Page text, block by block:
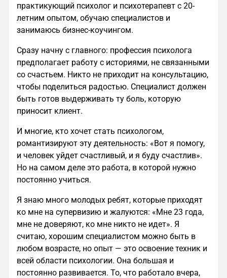
практикующий психолог и психотерапевт с 20-
летним опытом, обучаю специалистов и
занимаюсь бизнес-коучингом.
Сразу начну с главного: профессия психолога
предполагает работу с историями, не связанными
со счастьем. Никто не приходит на консультацию,
чтобы поделиться радостью. Специалист должен
быть готов выдерживать ту боль, которую
приносит клиент.
И многие, кто хочет стать психологом,
романтизируют эту деятельность: «Вот я помогу,
и человек уйдет счастливый, и я буду счастлив».
Но на самом деле это работа, в которой нужно
постоянно учиться.
Я знаю много молодых ребят, которые приходят
ко мне на супервизию и жалуются: «Мне 23 года,
мне не доверяют, ко мне никто не идет». Я
считаю, хорошим специалистом можно быть в
любом возрасте, но опыт — это освоение техник и
всей области психологии. Она большая и
постоянно развивается. То, что работало вчера,